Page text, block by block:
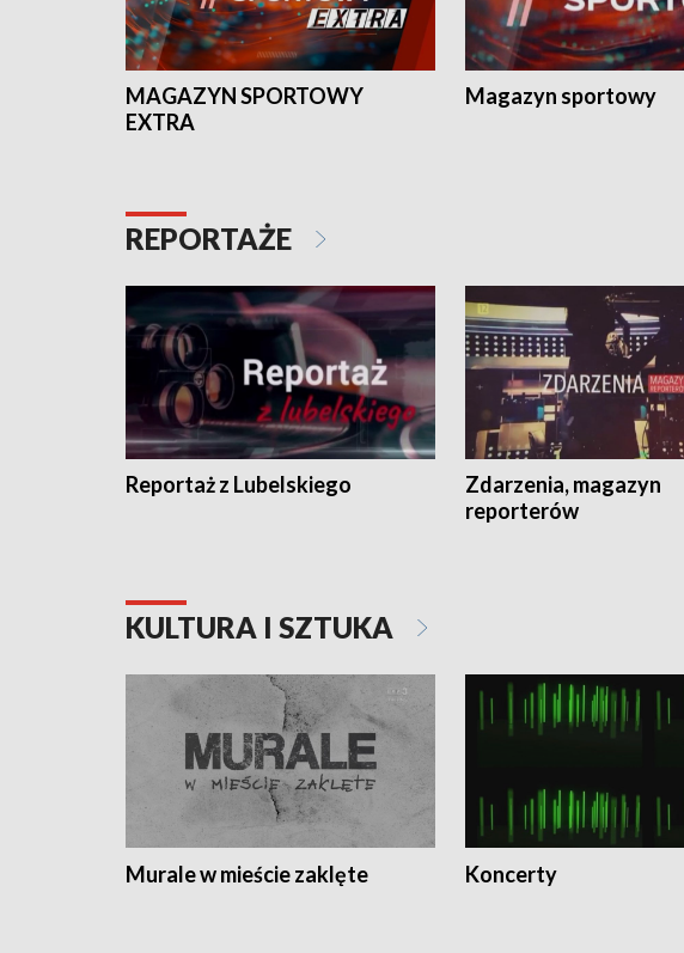
MAGAZYN SPORTOWY
EXTRA
Magazyn sportowy
REPORTAŻE
Reportaż z Lubelskiego
Zdarzenia, magazyn
reporterów
KULTURA I SZTUKA
Murale w mieście zaklęte Koncerty